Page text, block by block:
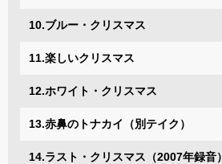
10.ブルー・クリスマス
11.楽しいクリスマス
12.ホワイト・クリスマス
13.赤鼻のトナカイ（別テイク）
14.ラスト・クリスマス（2007年録音）